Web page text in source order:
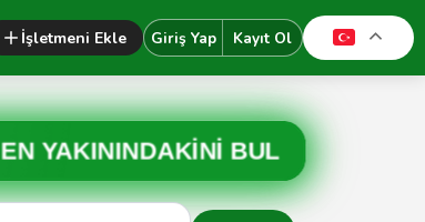
İşletmeni Ekle Giriş Yap Kayıt Ol
EN YAKININDAKİNİ BUL